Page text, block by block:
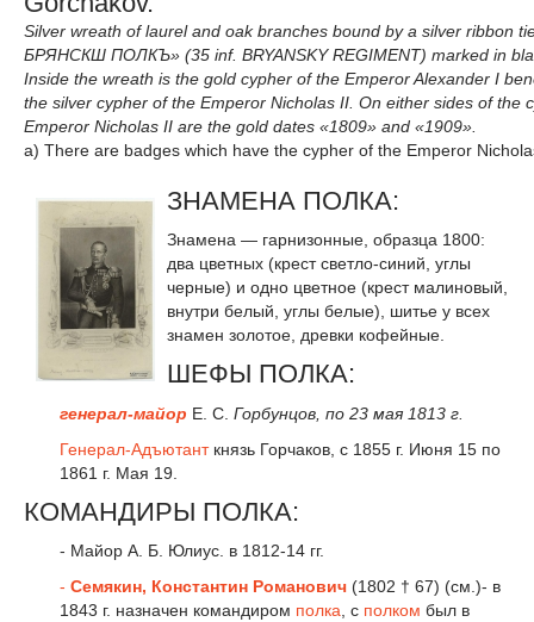
Silver wreath of laurel and oak branches bound by a silver ribbon
БРЯНСКШ ПОЛКЪ» (35 inf. BRYANSKY REGIMENT) marked in
Inside the wreath is the gold cypher of the Emperor Alexander I
the silver cypher of the Emperor Nicholas II. On either sides of the
Emperor Nicholas II are the gold dates «1809» and «1909».
a) There are badges which have the cypher of the Emperor
ЗНАМЕНА ПОЛКА:
Знамена — гарнизонные, образца 1800:
два цветных (крест светло-синий, углы
черные) и одно цветное (крест малиновый,
внутри белый, углы белые), шитье у всех
знамен золотое, древки кофейные.
ШЕФЫ ПОЛКА:
генерал-майор Е. С. Горбунцов, по 23 мая 1813 г.
Генерал-Адъютанткнязь Горчаков, с 1855 г. Июня 15 по
1861 г. Мая 19.
КОМАНДИРЫ ПОЛКА:
- Майор А. Б. Юлиус. в 1812-14 гг.
- Семякин, Константин Романович (1802 † 67) (см.)- в
1843 г. назначен командиром полка , с полком был в